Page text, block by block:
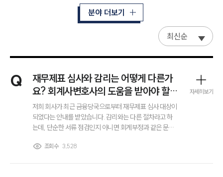
분야 더보기
최신순
Q
재무제표 심사와 감리는 어떻게 다른가
요? 회계사변호사의 도움을 받아야 할
상황일까요?
저희 회사가 최근 금융당국으로부터 재무제표 심사 대상이
되었다는 안내를 받았습니다. 감리와는 다른 절차라고 하
는데, 단순한 서류 점검인지 아니면 회계부정과 같은 문제
호사의 법률적 자문이 필요한 상황인지 알고 싶습니다.
조회수 3,528
자세히보기